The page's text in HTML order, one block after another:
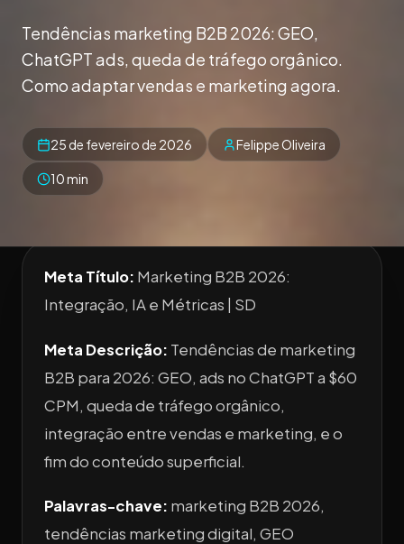
Tendências marketing B2B 2026: GEO,
ChatGPT ads, queda de tráfego orgânico.
Como adaptar vendas e marketing agora.
25 de fevereiro de 2026 Felippe Oliveira
10 min
Meta Título: Marketing B2B 2026:
Integração, IA e Métricas | SD
Meta Descrição: Tendências de marketing
B2B para 2026: GEO, ads no ChatGPT a $60
CPM, queda de tráfego orgânico,
integração entre vendas e marketing, e o
fim do conteúdo superficial.
Palavras-chave: marketing B2B 2026,
tendências marketing digital, GEO